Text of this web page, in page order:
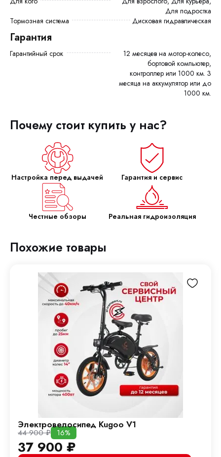
Для подростка
Тормозная система
Дисковая гидравлическая
Гарантия
Гарантийный срок
12 месяцев на мотор-колесо,
бортовой компьютер,
контроллер или 1000 км. 3
месяца на аккумулятор или до
1000 км.
Почему стоит купить у нас?
Настройка перед выдачей Гарантия и сервис
Честные обзоры Реальная гидроизоляция
Похожие товары
Электровелосипед Kugoo V1
44 900₽ 16%
37 900 ₽